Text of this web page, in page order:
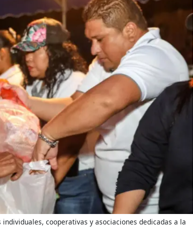
cooperativas y asociaciones dedicadas a la
Video, Japón: Terremoto
deja heridos y graves
daños en Kumamoto
Un fuerte terremoto de magnitud
7,1 se registró este martes 28 de
julio en la prefectura de Kumamoto,
al sur de Japón, provocando una
emergencia de gran...